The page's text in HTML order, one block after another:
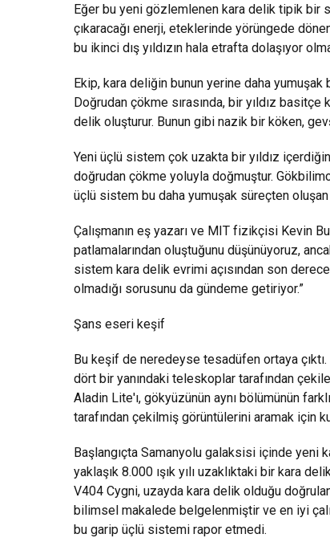
Eğer bu yeni gözlemlenen kara delik tipik bir
çıkaracağı enerji, eteklerinde yörüngede
bu ikinci dış yıldızın hala etrafta dolaşıyor
Ekip, kara deliğin bunun yerine daha
Doğrudan çökme sırasında, bir yıldız
delik oluşturur. Bunun gibi nazik bir köken,
Yeni üçlü sistem çok uzakta bir yıldız
doğrudan çökme yoluyla doğmuştur.
üçlü sistem bu daha yumuşak süreçten
Çalışmanın eş yazarı ve MIT fizikçisi Kevin
patlamalarından oluştuğunu düşünüyoruz,
sistem kara delik evrimi açısından son
olmadığı sorusunu da gündeme getiriyor.”
Şans eseri keşif
Bu keşif de neredeyse tesadüfen ortaya
dört bir yanındaki teleskoplar tarafından
Aladin Lite'ı, gökyüzünün aynı bölümünün
tarafından çekilmiş görüntülerini aramak için
Başlangıçta Samanyolu galaksisi içinde yeni
yaklaşık 8.000 ışık yılı uzaklıktaki bir kara
V404 Cygni, uzayda kara delik olduğu
bilimsel makalede belgelenmiştir ve en iyi
bu garip üçlü sistemi rapor etmedi.